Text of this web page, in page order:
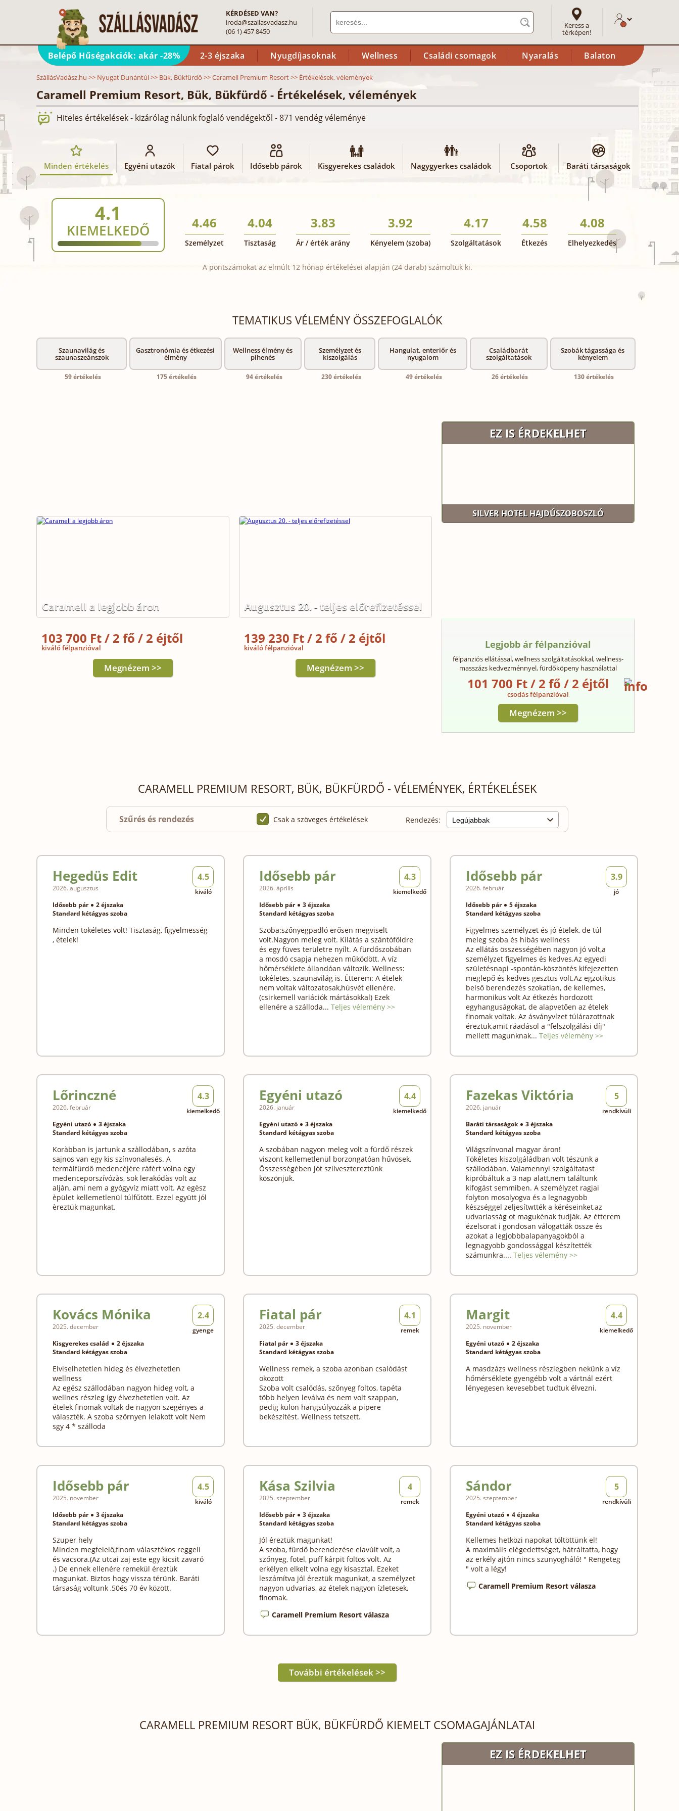
KÉRDÉSED VAN?
iroda@szallasvadasz.hu
(06 1) 457 8450
Keress a
térképen!
Belépő Hűségakciók: akár -28% 2-3 éjszaka Nyugdíjasoknak Wellness Családi csomagok Nyaralás Balaton
SzállásVadász.hu >> Nyugat Dunántúl>> Bük, Bükfürdő >>Caramell Premium Resort>> Értékelések, vélemények
Caramell Premium Resort, Bük, Bükfürdő - Értékelések, vélemények
Hiteles értékelések - kizárólag nálunk foglaló vendégektől - 871 vendég véleménye
Minden értékelés Egyéni utazók Fiatal párok Idősebb párok Kisgyerekes családok Nagygyerkes családok Csoportok Baráti társaságok
4.1
KIEMELKEDŐ 4.46
Személyzet
4.04
Tisztaság
3.83
Ár / érték arány
3.92
Kényelem (szoba)
4.17
Szolgáltatások
4.58
Étkezés
4.08
Elhelyezkedés
A pontszámokat az elmúlt 12 hónap értékelései alapján (24 darab) számoltuk ki.
TEMATIKUS VÉLEMÉNY ÖSSZEFOGLALÓK
Szaunavilág és
szaunaszeánszok
59 értékelés
Gasztronómia és étkezési
élmény
175 értékelés
Wellness élmény és
pihenés
94 értékelés
Személyzet és
kiszolgálás
230 értékelés
Hangulat, enteriőr és
nyugalom
49 értékelés
Családbarát
szolgáltatások
26 értékelés
Szobák tágassága és
kényelem
130 értékelés
Caramell a legjobb áron Augusztus 20. - teljes előrefizetéssel
EZ IS ÉRDEKELHET
SILVER HOTEL HAJDÚSZOBOSZLÓ
103 700 Ft / 2 fő / 2 éjtől
kiváló félpanzióval
Megnézem >>
139 230 Ft / 2 fő / 2 éjtől
kiváló félpanzióval
Megnézem >>
Legjobb ár félpanzióval
félpanziós ellátással, wellness szolgáltatásokkal, wellness-
masszázs kedvezménnyel, fürdőköpeny használattal
101 700 Ft / 2 fő / 2 éjtől
csodás félpanzióval
Megnézem >>
CARAMELL PREMIUM RESORT, BÜK, BÜKFÜRDŐ - VÉLEMÉNYEK, ÉRTÉKELÉSEK
Szűrés és rendezés Csak a szöveges értékelések Rendezés:
Hegedüs Edit
2026. augusztus
Idősebb pár
2 éjszaka
Standard kétágyas szoba
Minden tökéletes volt! Tisztaság, figyelmesség
, ételek!
4.5
kiváló
Idősebb pár
2026. április
Idősebb pár
3 éjszaka
Standard kétágyas szoba
Szoba:szőnyegpadló erősen megviselt
volt.Nagyon meleg volt. Kilátás a szántóföldre
és egy füves területre nyílt. A fürdőszobában
a mosdó csapja nehezen működött. A víz
hőmérséklete állandóan változik. Wellness:
tökéletes, szaunavilág is. Étterem: A ételek
nem voltak változatosak,húsvét ellenére.
(csirkemell variációk mártásokkal) Ezek
ellenére a szálloda... Teljes vélemény >>
4.3
kiemelkedő
Idősebb pár
2026. február
Idősebb pár
5 éjszaka
Standard kétágyas szoba
Figyelmes személyzet és jó ételek, de túl
meleg szoba és hibás wellness
Az ellátás összességében nagyon jó volt,a
személyzet figyelmes és kedves.Az egyedi
születésnapi -spontán-köszöntés kifejezetten
meglepő és kedves gesztus volt.Az egzotikus
belső berendezés szokatlan, de kellemes,
harmonikus volt Az étkezés hordozott
egyhanguságokat, de alapvetően az ételek
finomak voltak. Az ásványvízet túlárazottnak
éreztük,amit ráadásol a "felszolgálási díj"
mellett magunknak... Teljes vélemény >>
3.9
jó
Lőrinczné
2026. február
Egyéni utazó
3 éjszaka
Standard kétágyas szoba
Koràbban is jartunk a szàllodában, s azóta
sajnos van egy kis színvonalesés. A
termàlfürdő medencèjère ràfèrt volna egy
medenceporszívózàs, sok lerakódàs volt az
aljàn, ami nem a gyógyvíz miatt volt. Az egèsz
èpület kellemetlenül túlfűtött. Ezzel együtt jól
èreztük magunkat.
4.3
kiemelkedő
Egyéni utazó
2026. január
Egyéni utazó
3 éjszaka
Standard kétágyas szoba
A szobában nagyon meleg volt a fürdő részek
viszont kellemetlenül borzongatóan hűvösek.
Összessègèben jót szilvesztereztünk
köszönjük.
4.4
kiemelkedő
Fazekas Viktória
2026. január
Baráti társaságok
3 éjszaka
Standard kétágyas szoba
Világszínvonal magyar áron!
Tökéletes kiszolgáládban volt tészünk a
szállodában. Valamennyi szolgáltatast
kipróbáltuk a 3 nap alatt,nem találtunk
kifogást semmiben. A személyzet ragjai
folyton mosolyogva és a legnagyobb
készséggel zeljesítwtték a kéréseinket,az
udvariasság ot magukénak tudják. Az étterem
ézelsorat i gondosan válogatták össze és
azokat a legjobbbalapanyagokból a
legnagyobb gondossággal készítették
számunkra.... Teljes vélemény >>
5
rendkívüli
Kovács Mónika
2025. december
Kisgyerekes család
2 éjszaka
Standard kétágyas szoba
Elviselhetetlen hideg és élvezhetetlen
wellness
Az egész szállodában nagyon hideg volt, a
wellnes részleg így élvezhetetlen volt. Az
ételek finomak voltak de nagyon szegényes a
választék. A szoba szörnyen lelakott volt Nem
sgy 4 * szálloda
2.4
gyenge
Fiatal pár
2025. december
Fiatal pár
3 éjszaka
Standard kétágyas szoba
Wellness remek, a szoba azonban csalódást
okozott
Szoba volt csalódás, szőnyeg foltos, tapéta
több helyen leválva és nem volt szappan,
pedig külön hangsúlyozzák a pipere
bekészítést. Wellness tetszett.
4.1
remek
Margit
2025. november
Egyéni utazó
2 éjszaka
Standard kétágyas szoba
A masdzázs wellness részlegben nekünk a víz
hőmérséklete gyengébb volt a vártnál ezért
lényegesen kevesebbet tudtuk élvezni.
4.4
kiemelkedő
Idősebb pár
2025. november
Idősebb pár
3 éjszaka
Standard kétágyas szoba
Szuper hely
Minden megfelelő,finom választékos reggeli
és vacsora.(Az utcai zaj este egy kicsit zavaró
.) De ennek ellenére remekül éreztük
magunkat. Biztos hogy vissza térünk. Baráti
társaság voltunk ,50és 70 év között.
4.5
kiváló
Kása Szilvia
2025. szeptember
Idősebb pár
3 éjszaka
Standard kétágyas szoba
Jól éreztük magunkat!
A szoba, fürdő berendezése elavúlt volt, a
szőnyeg, fotel, puff kárpit foltos volt. Az
erkélyen elkelt volna egy kisasztal. Ezeket
leszámítva jól éreztük magunkat, a személyzet
nagyon udvarias, az ételek nagyon ízletesek,
finomak.
Caramell Premium Resort válasza
4
remek
Sándor
2025. szeptember
Egyéni utazó
4 éjszaka
Standard kétágyas szoba
Kellemes hetközi napokat töltöttünk el!
A maximális elégedettséget, hátráltatta, hogy
az erkély ajtón nincs szunyogháló! " Rengeteg
" volt a légy!
Caramell Premium Resort válasza
5
rendkívüli
CARAMELL PREMIUM RESORT BÜK, BÜKFÜRDŐ KIEMELT CSOMAGAJÁNLATAI
EZ IS ÉRDEKELHET